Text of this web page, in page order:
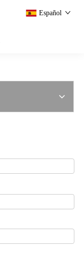
Español